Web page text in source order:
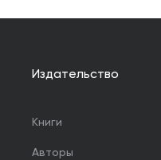
Издательство
Книги
Авторы